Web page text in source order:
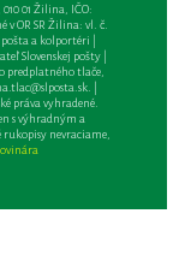
01 Žilina, IČO:
v OR SR Žilina: vl. č.
pošta a kolportéri |
Slovenskej pošty |
predplatného tlače,
. |
práva vyhradené.
s výhradným a
nevraciame,